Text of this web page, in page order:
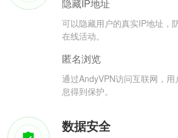
隐藏IP地址
可以隐藏用户的真实IP地址，
在线活动。
匿名浏览
通过AndyVPN访问互联网，
息得到保护。
数据安全